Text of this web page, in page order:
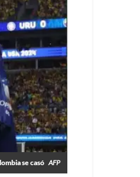
se casó AFP